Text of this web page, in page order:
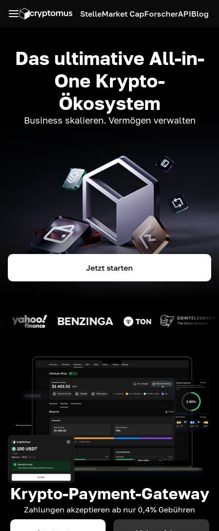
StelleMarket CapForscherAPIBlog
Das ultimative All-in-
One Krypto-
Ökosystem
Business skalieren. Vermögen verwalten
Jetzt starten
Krypto-Payment-Gateway
Zahlungen akzeptieren ab nur 0,4% Gebühren